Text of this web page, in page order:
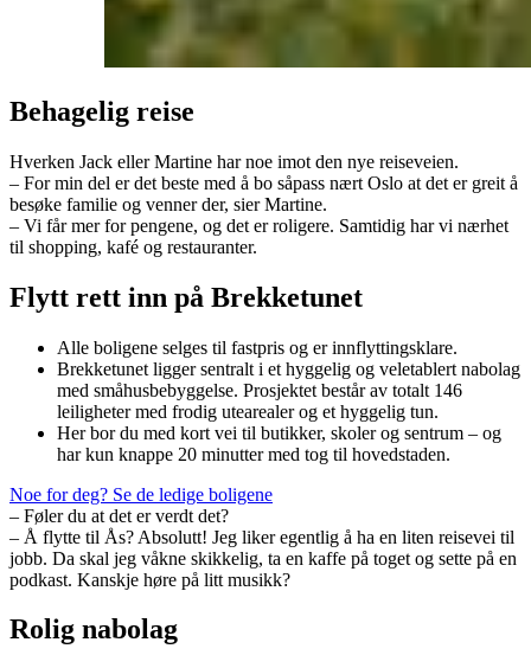
Behagelig reise
Hverken Jack eller Martine har noe imot den nye reiseveien.
– For min del er det beste med å bo såpass nært Oslo at det er greit å
besøke familie og venner der, sier Martine.
– Vi får mer for pengene, og det er roligere. Samtidig har vi nærhet
til shopping, kafé og restauranter.
Flytt rett inn på Brekketunet
Alle boligene selges til fastpris og er innflyttingsklare.
Brekketunet ligger sentralt i et hyggelig og veletablert nabolag
med småhusbebyggelse. Prosjektet består av totalt 146
leiligheter med frodig utearealer og et hyggelig tun.
Her bor du med kort vei til butikker, skoler og sentrum – og
har kun knappe 20 minutter med tog til hovedstaden.
Noe for deg? Se de ledige boligene
– Føler du at det er verdt det?
– Å flytte til Ås? Absolutt! Jeg liker egentlig å ha en liten reisevei til
jobb. Da skal jeg våkne skikkelig, ta en kaffe på toget og sette på en
podkast. Kanskje høre på litt musikk?
Rolig nabolag